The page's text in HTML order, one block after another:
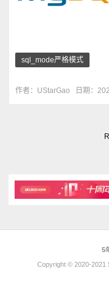
sql_mode严格模式
作者：UStarGao 日期：
5
Copyright © 2020-2021